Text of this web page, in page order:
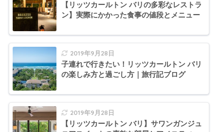
【リッツカールトン バリの多彩なレストラ
ン】実際にかかった食事の値段とメニュー
2019年9月28日
子連れで行きたい！リッツカールトン バリ
の楽しみ方と過ごし方｜旅行記ブログ
2019年9月28日
【リッツカールトン バリ】サワンガンジュ